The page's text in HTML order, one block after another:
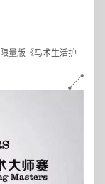
量版《马术生活护